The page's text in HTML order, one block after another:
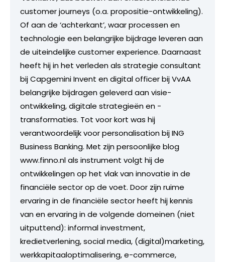
customer journeys (o.a. propositie-ontwikkeling).
Of aan de ‘achterkant’, waar processen en
technologie een belangrijke bijdrage leveren aan
de uiteindelijke customer experience. Daarnaast
heeft hij in het verleden als strategie consultant
bij Capgemini Invent en digital officer bij VvAA
belangrijke bijdragen geleverd aan visie-
ontwikkeling, digitale strategieën en -
transformaties. Tot voor kort was hij
verantwoordelijk voor personalisation bij ING
Business Banking. Met zijn persoonlijke blog
www.finno.nl als instrument volgt hij de
ontwikkelingen op het vlak van innovatie in de
financiële sector op de voet. Door zijn ruime
ervaring in de financiële sector heeft hij kennis
van en ervaring in de volgende domeinen (niet
uitputtend): informal investment,
kredietverlening, social media, (digital)marketing,
werkkapitaaloptimalisering, e-commerce,